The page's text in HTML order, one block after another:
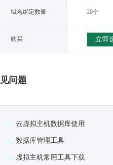
域名绑定数量 20个
购买 立即
问题
云虚拟主机数据库使用
数据库管理工具
虚拟主机常用工具下载